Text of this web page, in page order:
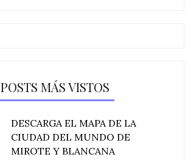
POSTS MÁS VISTOS
DESCARGA EL MAPA DE LA
CIUDAD DEL MUNDO DE
MIROTE Y BLANCANA